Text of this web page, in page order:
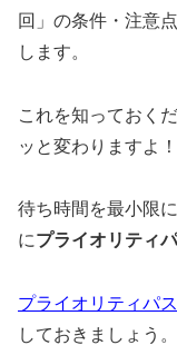
回」の条件・注意
します。
これを知っておく
ッと変わりますよ！
待ち時間を最小限
にプライオリティ
プライオリティパ
しておきましょう。